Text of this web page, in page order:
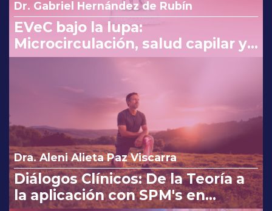
Dr. Gabriel Hernández de Rubín
EVeC bajo la lupa:
Microcirculación, salud capilar y
costo beneficio en la consulta
Dra. Aleni Alieta Paz Viscarra
Diálogos Clínicos: De la Teoría a
la aplicación con SPM's en